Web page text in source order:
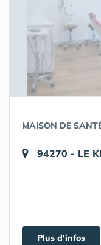
MAISON DE
94270 - LE
Plus d'infos